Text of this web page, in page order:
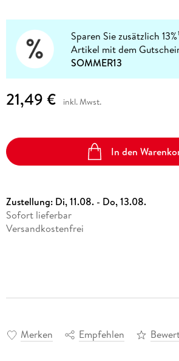
Sparen Sie zusätzlich 13%
Artikel mit dem
SOMMER13
21,49 € inkl. Mwst.
In den
Zustellung: Di, 11.08. - Do, 13.08.
Sofort lieferbar
Versandkostenfrei
Merken Empfehlen